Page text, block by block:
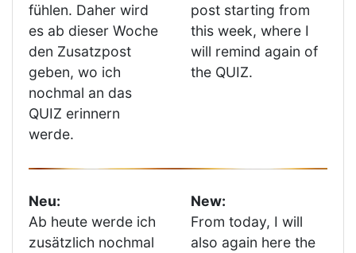
fühlen. Daher wird
es ab dieser Woche
den Zusatzpost
geben, wo ich
nochmal an das
QUIZ erinnern
werde.
post starting from
this week, where I
will remind again of
the QUIZ.
Neu:
Ab heute werde ich
zusätzlich nochmal
New:
From today, I will
also again here the